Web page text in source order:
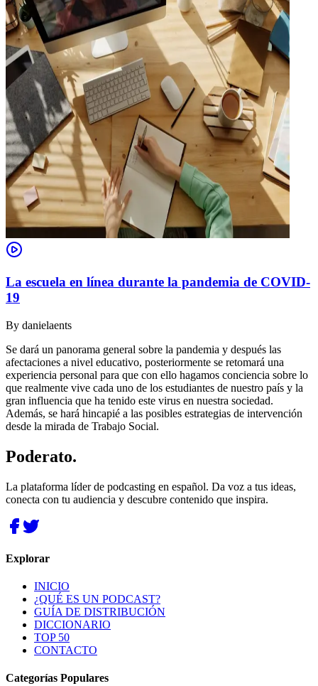
La escuela en línea durante la pandemia de COVID-
19
By danielaents
Se dará un panorama general sobre la pandemia y después las
afectaciones a nivel educativo, posteriormente se retomará una
experiencia personal para que con ello hagamos conciencia sobre lo
que realmente vive cada uno de los estudiantes de nuestro país y la
gran influencia que ha tenido este virus en nuestra sociedad.
Además, se hará hincapié a las posibles estrategias de intervención
desde la mirada de Trabajo Social.
Poderato.
La plataforma líder de podcasting en español. Da voz a tus ideas,
conecta con tu audiencia y descubre contenido que inspira.
Explorar
INICIO
¿QUÉ ES UN PODCAST?
GUÍA DE DISTRIBUCIÓN
DICCIONARIO
TOP 50
CONTACTO
Categorías Populares